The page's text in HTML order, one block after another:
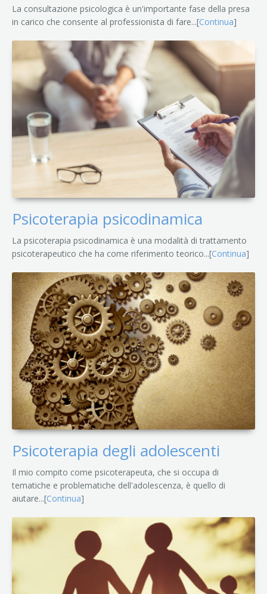
La consultazione psicologica è un'importante fase della presa
in carico che consente al professionista di fare...[Continua]
Psicoterapia psicodinamica
La psicoterapia psicodinamica è una modalità di trattamento
psicoterapeutico che ha come riferimento teorico...[Continua]
Psicoterapia degli adolescenti
Il mio compito come psicoterapeuta, che si occupa di
tematiche e problematiche dell'adolescenza, è quello di
aiutare...[Continua]